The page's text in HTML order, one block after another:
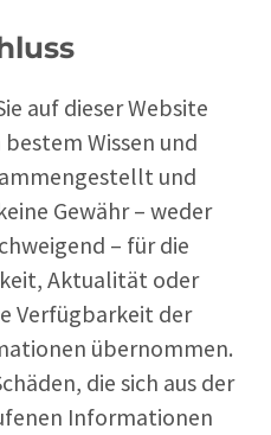
auf dieser Website
Wissen und
und
Gewähr – weder
– für die
Aktualität oder
Verfügbarkeit der
übernommen.
die sich aus der
Informationen